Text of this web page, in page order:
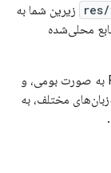
زیرین شما به
محلی‌شده
برای یادگیری نحوه نمایش متن محلی، مدیریت RTL به صورت بومی، و
مختلف، به